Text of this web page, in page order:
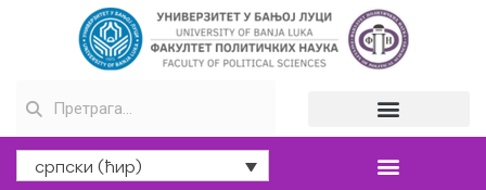
српски (ћир)